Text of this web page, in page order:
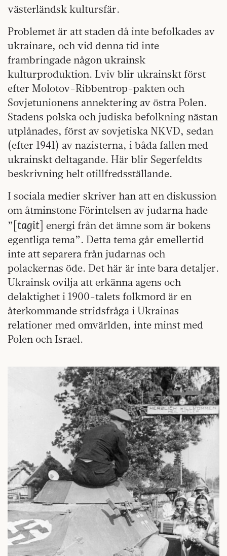
västerländsk kultursfär.
Problemet är att staden då inte befolkades av
ukrainare, och vid denna tid inte
frambringade någon ukrainsk
kulturproduktion. Lviv blir ukrainskt först
efter Molotov-Ribbentrop-pakten och
Sovjetunionens annektering av östra Polen.
Stadens polska och judiska befolkning nästan
utplånades, först av sovjetiska NKVD, sedan
(efter 1941) av nazisterna, i båda fallen med
ukrainskt deltagande. Här blir Segerfeldts
beskrivning helt otillfredsställande.
I sociala medier skriver han att en diskussion
om åtminstone Förintelsen av judarna hade
”[tagit] energi från det ämne som är bokens
egentliga tema”. Detta tema går emellertid
inte att separera från judarnas och
polackernas öde. Det här är inte bara detaljer.
Ukrainsk ovilja att erkänna agens och
delaktighet i 1900-talets folkmord är en
återkommande stridsfråga i Ukrainas
relationer med omvärlden, inte minst med
Polen och Israel.